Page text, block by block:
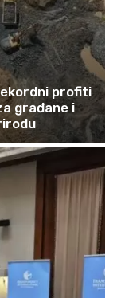
profiti
građane i